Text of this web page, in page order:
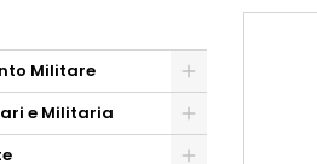
Militare
e Militaria